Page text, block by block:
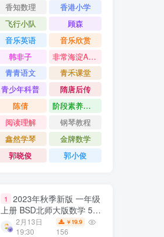
香知数理
香港小学
飞行小队
顾森
音乐英语
音乐欣赏
韩非子
非常海淀AB卷
青青语文
青禾课堂
青少年科普
隋唐后传
陈倩
阶段素养评价卷
阅读理解
钢琴教程
鑫然学琴
金牌数学
郭晓俊 郭小俊
1
2023年秋季新版 一年级
上册 BSD北师大版数学 53
天天练配套 百度网盘下载
2月13日
19:30
￥ 19.9
156